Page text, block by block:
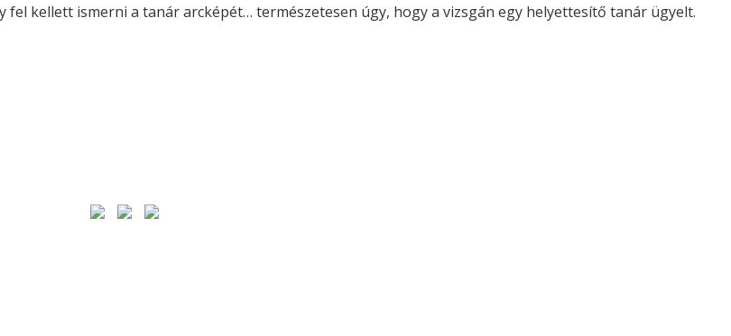
fel kellett ismerni a tanár arcképét… természetesen úgy, hogy a vizsgán egy helyettesítő tanár ügyelt.